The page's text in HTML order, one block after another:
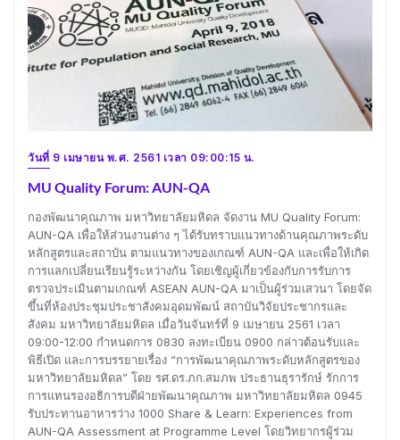
วันที่ 9 เมษายน พ.ศ. 2561 เวลา 09:00:15 น.
MU Quality Forum: AUN-QA
กองพัฒนาคุณภาพ มหาวิทยาลัยมหิดล จัดงาน MU Quality Forum:
AUN-QA เพื่อให้ส่วนงานต่าง ๆ ได้รับทราบแนวทางด้านคุณภาพระดับ
หลักสูตรและสถาบัน ตามแนวทางของเกณฑ์ AUN-QA และเพื่อให้เกิด
การแลกเปลี่ยนเรียนรู้ระหว่างกัน โดยเชิญผู้เกี่ยวข้องกับการรับการ
ตรวจประเมินตามเกณฑ์ ASEAN AUN-QA มาเป็นผู้ร่วมเสวนา โดยจัด
ขึ้นที่ห้องประชุมประชาสังคมอุดมพัฒน์ สถาบันวิจัยประชากรและ
สังคม มหาวิทยาลัยมหิดล เมื่อวันจันทร์ที่ 9 เมษายน 2561 เวลา
09:00-12:00 กำหนดการ 0830 ลงทะเบียน 0900 กล่าวต้อนรับและ
พิธีเปิด และการบรรยายเรื่อง “การพัฒนาคุณภาพระดับหลักสูตรของ
มหาวิทยาลัยมหิดล” โดย รศ.ดร.ภก.สมภพ ประธานธุรารักษ์ รักการ
การแทนรองอธิการบดีฝ่ายพัฒนาคุณภาพ มหาวิทยาลัยมหิดล 0945
รับประทานอาหารว่าง 1000 Share & Learn: Experiences from
AUN-QA Assessment at Programme Level โดยวิทยากรผู้ร่วม